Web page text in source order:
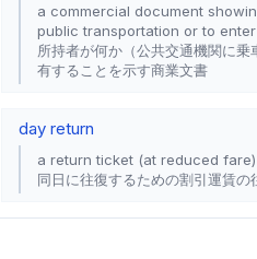
a commercial document
public transportation or to
所持者が何か（公共交通機関に
有することを示す商業文書
day return
a return ticket (at reduced
同日に往復するための割引運賃の